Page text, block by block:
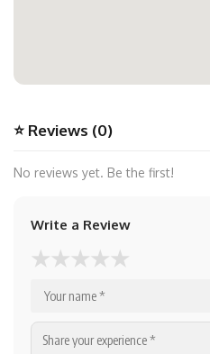
⭐ Reviews (0)
No reviews yet. Be the first!
Write a Review
★★★★★